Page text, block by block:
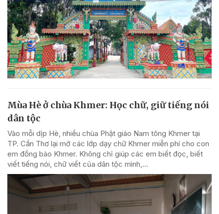
Mùa Hè ở chùa Khmer: Học chữ, giữ tiếng nói
dân tộc
Vào mỗi dịp Hè, nhiều chùa Phật giáo Nam tông Khmer tại
TP. Cần Thơ lại mở các lớp dạy chữ Khmer miễn phí cho con
em đồng bào Khmer. Không chỉ giúp các em biết đọc, biết
viết tiếng nói, chữ viết của dân tộc mình,...